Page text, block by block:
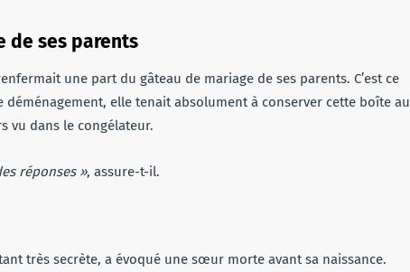
de ses parents
une part du gâteau de mariage de ses parents. C’est ce
elle tenait absolument à conserver cette boîte au
vu dans le congélateur.
réponses », assure-t-il.
très secrète, a évoqué une sœur morte avant sa naissance.